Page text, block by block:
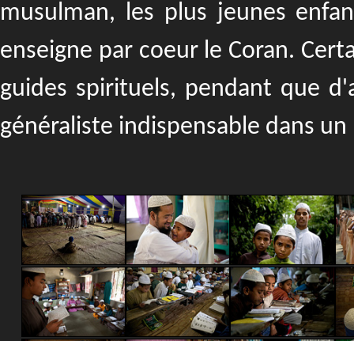
musulman, les plus jeunes
enseigne par coeur le Coran.
guides spirituels, pendant que
généraliste indispensable dans